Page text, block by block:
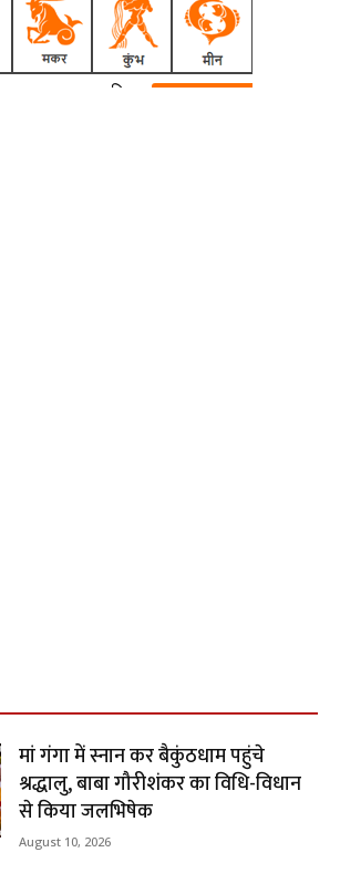
मां गंगा में स्नान कर बैकुंठधाम पहुंचे
श्रद्धालु, बाबा गौरीशंकर का विधि-विधान
से किया जलभिषेक
August 10, 2026